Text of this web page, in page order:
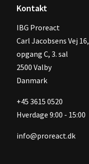
Kontakt
IBG Proreact
‍Carl Jacobsens Vej 16,
opgang C, 3. sal
2500 Valby
Danmark
+45 3615 0520
Hverdage 9:00 - 15:00
info@proreact.dk